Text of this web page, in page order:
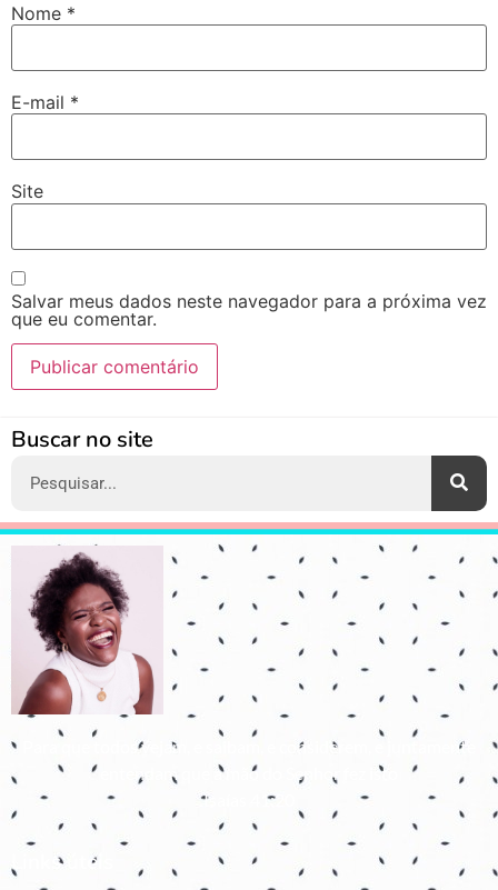
Nome *
E-mail *
Site
Salvar meus dados neste navegador para a próxima vez
que eu comentar.
Buscar no site
Para que todos vejam, e saibam, e considerem, e juntamente
entendam que a mão do Senhor fez isto
Isaías 41:20
Links úteis